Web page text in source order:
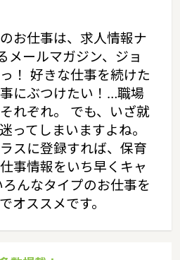
お仕事は、求人情報ナ
メールマガジン、ジョ
！ 好きな仕事を続けた
にぶつけたい！…職場
れぞれ。 でも、いざ就
ってしまいますよね。
スに登録すれば、保育
事情報をいち早くキャ
んなタイプのお仕事を
オススメです。